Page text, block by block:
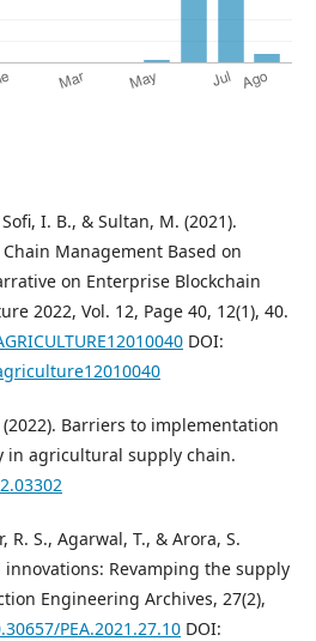
I. B., & Sultan, M. (2021).
Management Based on
on Enterprise Blockchain
2022, Vol. 12, Page 40, 12(1), 40.
DOI:
(2022). Barriers to implementation
in agricultural supply chain.
R. S., Agarwal, T., & Arora, S.
innovations: Revamping the supply
Engineering Archives, 27(2),
PEA.2021.27.10 DOI: